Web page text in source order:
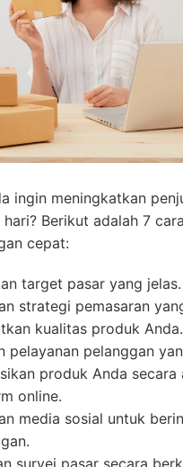
ingin meningkatkan
Berikut adalah 7
cepat:
target pasar yang jelas.
strategi pemasaran
kualitas produk Anda.
pelayanan pelanggan
produk Anda
online.
media sosial untuk